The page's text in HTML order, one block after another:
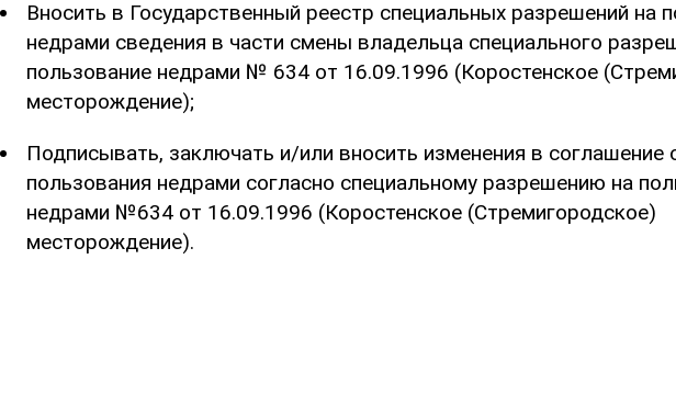
Вносить в Государственный реестр специальных разрешений на
недрами сведения в части смены владельца специального
пользование недрами № 634 от 16.09.1996 (Коростенское
месторождение);
Подписывать, заключать и/или вносить изменения в соглашение
пользования недрами согласно специальному разрешению на
недрами №634 от 16.09.1996 (Коростенское (Стремигородское)
месторождение).